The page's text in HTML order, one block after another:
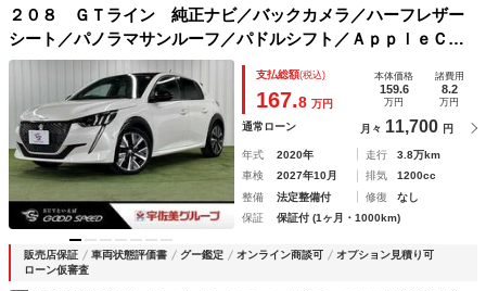
２０８ ＧＴライン 純正ナビ／バックカメラ／ハーフレザー
シート／パノラマサンルーフ／パドルシフト／ＡｐｐｌｅＣａ
ｒＰｌａｙ／ブラインドスポットモニター／ＬＥＤライト／電
動格納ミラー／アンビエントライト／置くだけ充電
支払総額(税込)
167.8 万円
本体価格
159.6
万円
諸費用
8.2
万円
通常ローン 月々 11,700 円
年式 2020年 走行
3.8万km
車検
2027年10月 排気
1200cc
整備
法定整備付 修復
なし
保証
保証付 (1ヶ月・1000km)
販売店保証 車両状態評価書 グー鑑定 オンライン商談可
オプション見積り可
ローン仮審査